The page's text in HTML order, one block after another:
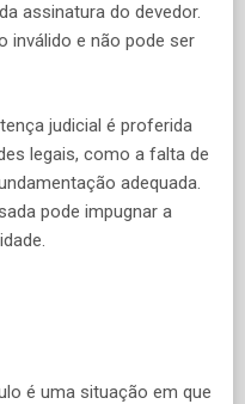
assinatura do devedor.
inválido e não pode ser
judicial é proferida
legais, como a falta de
adequada.
pode impugnar a
é uma situação em que